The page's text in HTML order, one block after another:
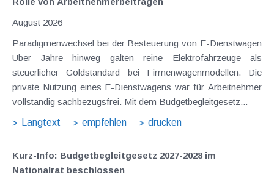
August 2026
Paradigmenwechsel bei der Besteuerung von E-Dienstwagen
Über Jahre hinweg galten reine Elektrofahrzeuge als
steuerlicher Goldstandard bei Firmenwagenmodellen. Die
private Nutzung eines E-Dienstwagens war für Arbeitnehmer
vollständig sachbezugsfrei. Mit dem Budgetbegleitgesetz...
Langtext
empfehlen drucken
Kurz-Info: Budgetbegleitgesetz 2027-2028 im
Nationalrat beschlossen